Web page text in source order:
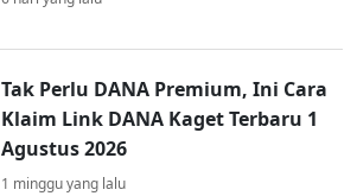
Tak Perlu DANA Premium, Ini Cara
Klaim Link DANA Kaget Terbaru 1
Agustus 2026
1 minggu yang lalu